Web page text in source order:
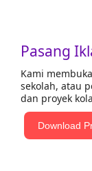
Pasang
Kami
sekolah, atau
dan proyek
Download